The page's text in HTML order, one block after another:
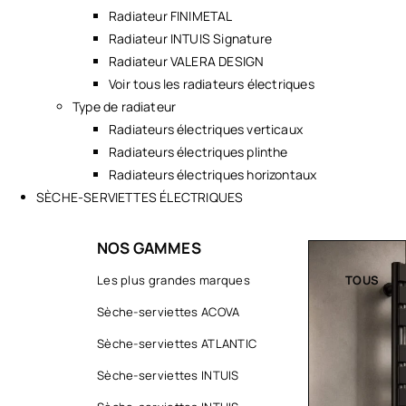
Radiateur FINIMETAL
Radiateur INTUIS Signature
Radiateur VALERA DESIGN
Voir tous les radiateurs électriques
Type de radiateur
Radiateurs électriques verticaux
Radiateurs électriques plinthe
Radiateurs électriques horizontaux
SÈCHE-SERVIETTES ÉLECTRIQUES
NOS GAMMES
Les plus grandes marques
Sèche-serviettes ACOVA
Sèche-serviettes ATLANTIC
Sèche-serviettes INTUIS
TOUS